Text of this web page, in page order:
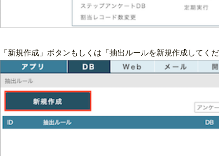
「新規作成」ボタンもしくは「抽出ルールを新規作成して